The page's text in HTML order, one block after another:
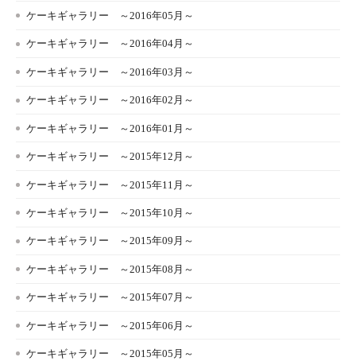
ケーキギャラリー ～2016年05月～
ケーキギャラリー ～2016年04月～
ケーキギャラリー ～2016年03月～
ケーキギャラリー ～2016年02月～
ケーキギャラリー ～2016年01月～
ケーキギャラリー ～2015年12月～
ケーキギャラリー ～2015年11月～
ケーキギャラリー ～2015年10月～
ケーキギャラリー ～2015年09月～
ケーキギャラリー ～2015年08月～
ケーキギャラリー ～2015年07月～
ケーキギャラリー ～2015年06月～
ケーキギャラリー ～2015年05月～